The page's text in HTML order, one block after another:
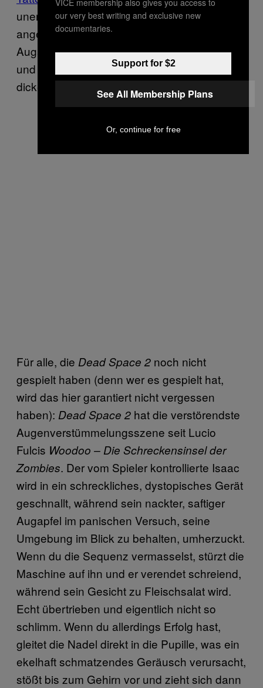
unerträglich empfindlich, was Augäpfel
angeht. Stell dir bloß mal vor, wie deine
Augäpfel, möglicherweise das sensibelste
und wichtigste Organ des Körpers, mit einer
dicken Nadel gestochen werden.
Für alle, die Dead Space 2 noch nicht
gespielt haben (denn wer es gespielt hat,
wird das hier garantiert nicht vergessen
haben): Dead Space 2 hat die verstörendste
Augenverstümmelungsszene seit Lucio
Fulcis Woodoo – Die Schreckensinsel der
Zombies. Der vom Spieler kontrollierte Isaac
wird in ein schreckliches, dystopisches Gerät
geschnallt, während sein nackter, saftiger
Augapfel im panischen Versuch, seine
Umgebung im Blick zu behalten, umherzuckt.
Wenn du die Sequenz vermasselst, stürzt die
Maschine auf ihn und er verendet schreiend,
während sein Gesicht zu Fleischsalat wird.
Echt übertrieben und eigentlich nicht so
schlimm. Wenn du allerdings Erfolg hast,
gleitet die Nadel direkt in die Pupille, was ein
ekelhaft schmatzendes Geräusch verursacht,
stößt bis zum Gehirn vor und zieht sich dann
our very best writing and exclusive new
documentaries.
Support for $2
See All Membership Plans
Or, continue for free